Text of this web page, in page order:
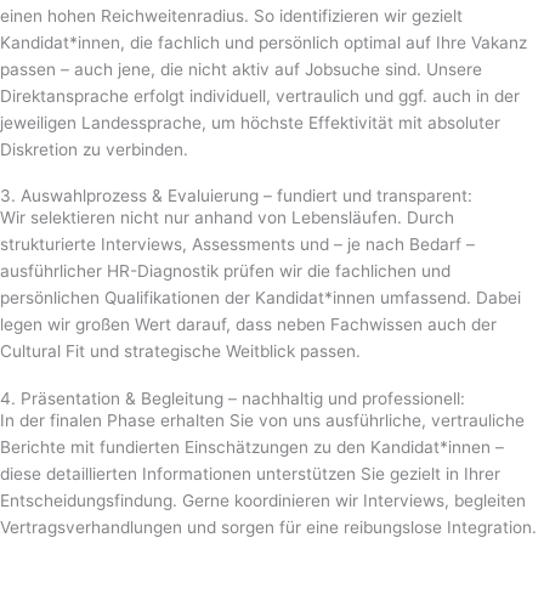
einen hohen Reichweitenradius. So identifizieren wir gezielt
Kandidat*innen, die fachlich und persönlich optimal auf Ihre Vakanz
passen – auch jene, die nicht aktiv auf Jobsuche sind. Unsere
Direktansprache erfolgt individuell, vertraulich und ggf. auch in der
jeweiligen Landessprache, um höchste Effektivität mit absoluter
Diskretion zu verbinden.
3. Auswahlprozess & Evaluierung – fundiert und transparent:
Wir selektieren nicht nur anhand von Lebensläufen. Durch
strukturierte Interviews, Assessments und – je nach Bedarf –
ausführlicher HR-Diagnostik prüfen wir die fachlichen und
persönlichen Qualifikationen der Kandidat*innen umfassend. Dabei
legen wir großen Wert darauf, dass neben Fachwissen auch der
Cultural Fit und strategische Weitblick passen.
4. Präsentation & Begleitung – nachhaltig und professionell:
In der finalen Phase erhalten Sie von uns ausführliche, vertrauliche
Berichte mit fundierten Einschätzungen zu den Kandidat*innen –
diese detaillierten Informationen unterstützen Sie gezielt in Ihrer
Entscheidungsfindung. Gerne koordinieren wir Interviews, begleiten
Vertragsverhandlungen und sorgen für eine reibungslose Integration.